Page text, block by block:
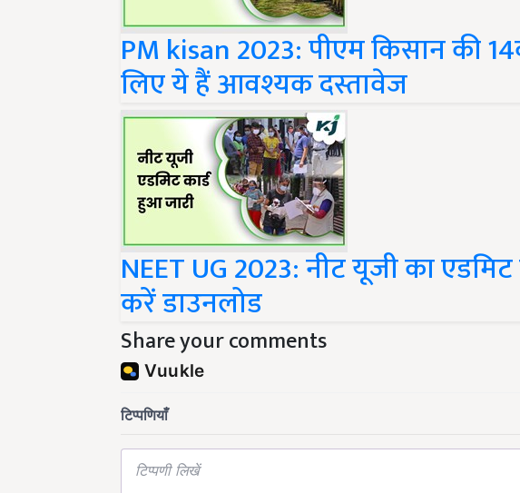
PM kisan 2023: पीएम किसान की
लिए ये हैं आवश्यक दस्तावेज
NEET UG 2023: नीट यूजी का
करें डाउनलोड
Share your comments